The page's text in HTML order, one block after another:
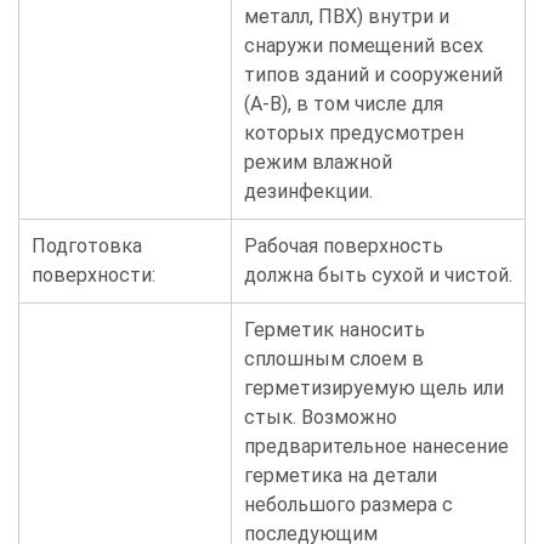
металл, ПВХ) внутри и
снаружи помещений всех
типов зданий и сооружений
(А-В), в том числе для
которых предусмотрен
режим влажной
дезинфекции.
Подготовка
поверхности:
Рабочая поверхность
должна быть сухой и чистой.
Герметик наносить
сплошным слоем в
герметизируемую щель или
стык. Возможно
предварительное нанесение
герметика на детали
небольшого размера с
последующим